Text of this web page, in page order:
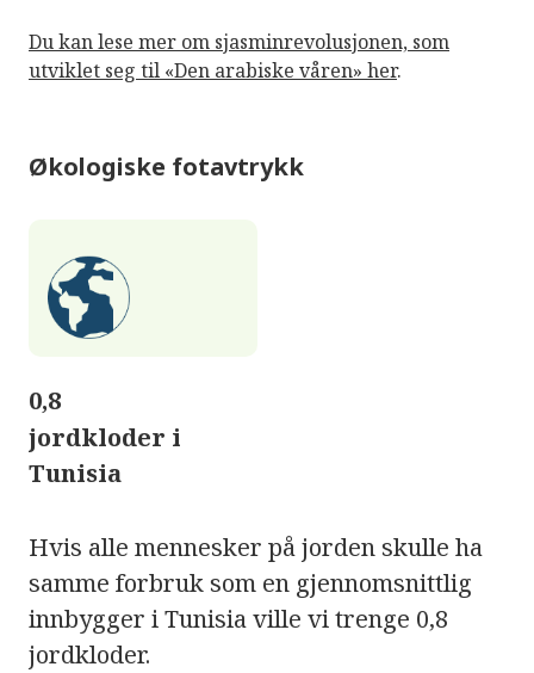
Du kan lese mer om sjasminrevolusjonen, som
utviklet seg til «Den arabiske våren» her.
Økologiske fotavtrykk
0,8
jordkloder i
Tunisia
Hvis alle mennesker på jorden skulle ha
samme forbruk som en gjennomsnittlig
innbygger i Tunisia ville vi trenge 0,8
jordkloder.